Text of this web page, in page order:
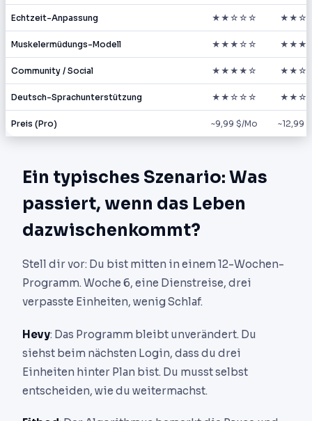
Echtzeit-Anpassung ★★☆☆☆
Muskelermüdungs-Modell ★★★☆☆
Community / Social ★★★★☆
Deutsch-Sprachunterstützung ★★☆☆☆
Preis (Pro) ~9,99 $/Mo ~12,99
Ein typisches Szenario: Was
passiert, wenn das Leben
dazwischenkommt?
Stell dir vor: Du bist mitten in einem 12-Wochen-
Programm. Woche 6, eine Dienstreise, drei
verpasste Einheiten, wenig Schlaf.
Hevy: Das Programm bleibt unverändert. Du
siehst beim nächsten Login, dass du drei
Einheiten hinter Plan bist. Du musst selbst
entscheiden, wie du weitermachst.